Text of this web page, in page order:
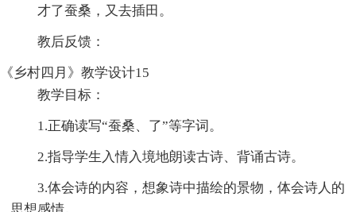
才了蚕桑，又去插田。
教后反馈：
《乡村四月》教学设计15
教学目标：
1.正确读写“蚕桑、了”等字词。
2.指导学生入情入境地朗读古诗、背诵古诗。
3.体会诗的内容，想象诗中描绘的景物，体会诗人的
思想感情。